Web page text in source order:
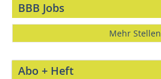
BBB Jobs
Mehr Stellen
Abo + Heft